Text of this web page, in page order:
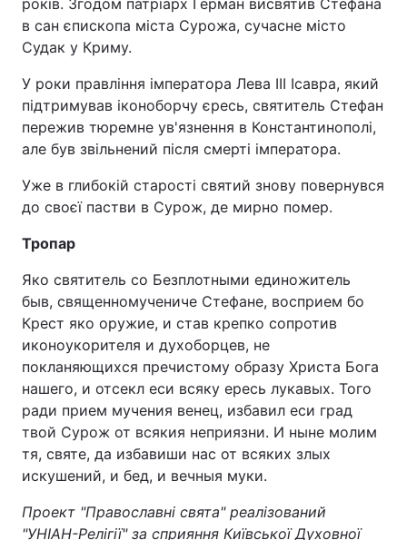
років. Згодом патріарх Герман висвятив Стефана
в сан єпископа міста Сурожа, сучасне місто
Судак у Криму.
У роки правління імператора Лева III Ісавра, який
підтримував іконоборчу єресь, святитель Стефан
пережив тюремне ув'язнення в Константинополі,
але був звільнений після смерті імператора.
Уже в глибокій старості святий знову повернувся
до своєї пастви в Сурож, де мирно помер.
Тропар
Яко святитель со Безплотными единожитель
быв, священномучениче Стефане, восприем бо
Крест яко оружие, и став крепко сопротив
иконоукорителя и духоборцев, не
покланяющихся пречистому образу Христа Бога
нашего, и отсекл еси всяку ересь лукавых. Того
ради прием мучения венец, избавил еси град
твой Сурож от всякия неприязни. И ныне молим
тя, святе, да избавиши нас от всяких злых
искушений, и бед, и вечныя муки.
Проект "Православні свята" реалізований
"УНІАН-Релігії" за сприяння Київської Духовної